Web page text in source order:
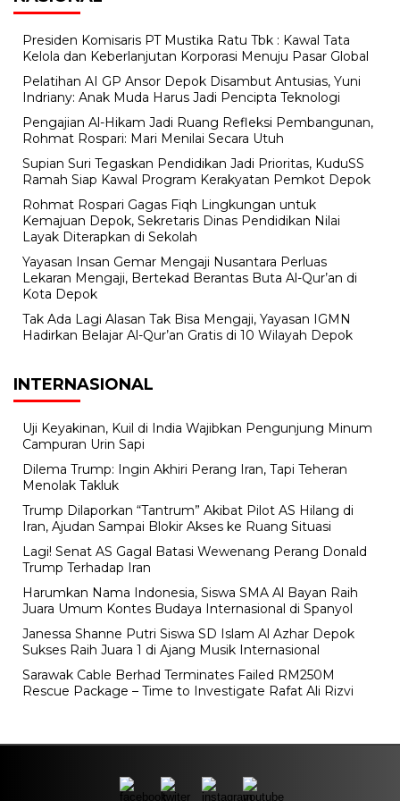
Presiden Komisaris PT Mustika Ratu Tbk : Kawal Tata
Kelola dan Keberlanjutan Korporasi Menuju Pasar Global
Pelatihan AI GP Ansor Depok Disambut Antusias, Yuni
Indriany: Anak Muda Harus Jadi Pencipta Teknologi
Pengajian Al-Hikam Jadi Ruang Refleksi Pembangunan,
Rohmat Rospari: Mari Menilai Secara Utuh
Supian Suri Tegaskan Pendidikan Jadi Prioritas, KuduSS
Ramah Siap Kawal Program Kerakyatan Pemkot Depok
Rohmat Rospari Gagas Fiqh Lingkungan untuk
Kemajuan Depok, Sekretaris Dinas Pendidikan Nilai
Layak Diterapkan di Sekolah
Yayasan Insan Gemar Mengaji Nusantara Perluas
Lekaran Mengaji, Bertekad Berantas Buta Al-Qur’an di
Kota Depok
Tak Ada Lagi Alasan Tak Bisa Mengaji, Yayasan IGMN
Hadirkan Belajar Al-Qur’an Gratis di 10 Wilayah Depok
INTERNASIONAL
Uji Keyakinan, Kuil di India Wajibkan Pengunjung Minum
Campuran Urin Sapi
Dilema Trump: Ingin Akhiri Perang Iran, Tapi Teheran
Menolak Takluk
Trump Dilaporkan “Tantrum” Akibat Pilot AS Hilang di
Iran, Ajudan Sampai Blokir Akses ke Ruang Situasi
Lagi! Senat AS Gagal Batasi Wewenang Perang Donald
Trump Terhadap Iran
Harumkan Nama Indonesia, Siswa SMA Al Bayan Raih
Juara Umum Kontes Budaya Internasional di Spanyol
Janessa Shanne Putri Siswa SD Islam Al Azhar Depok
Sukses Raih Juara 1 di Ajang Musik Internasional
Sarawak Cable Berhad Terminates Failed RM250M
Rescue Package – Time to Investigate Rafat Ali Rizvi